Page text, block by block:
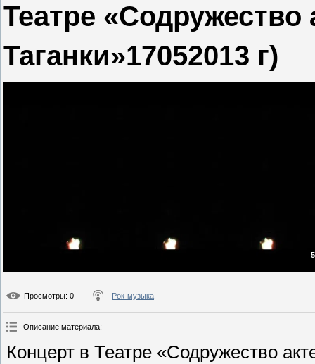
Театре «Содружество
Таганки»17052013 г)
Просмотры: 0 Рок-музыка
Описание материала:
Концерт в Театре «Содружество